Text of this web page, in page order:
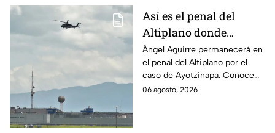
Así es el penal del
Altiplano donde
permanecerá Ángel
Aguirre por caso
Ayotzinapa
Ángel Aguirre permanecerá en
el penal del Altiplano por el
caso de Ayotzinapa. Conoce
dónde está, cómo es esta
06 agosto, 2026